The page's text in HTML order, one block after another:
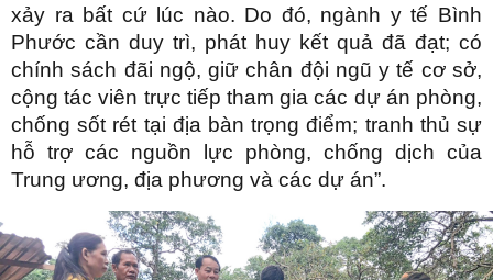
xảy ra bất cứ lúc nào. Do đó, ngành y tế Bình
Phước cần duy trì, phát huy kết quả đã đạt; có
chính sách đãi ngộ, giữ chân đội ngũ y tế cơ sở,
cộng tác viên trực tiếp tham gia các dự án phòng,
chống sốt rét tại địa bàn trọng điểm; tranh thủ sự
hỗ trợ các nguồn lực phòng, chống dịch của
Trung ương, địa phương và các dự án”.